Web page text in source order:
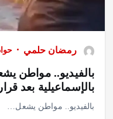
رمضان حلمي حوادث
بالفيديو.. مواطن
بالإسماعيلية بعد قرار
بالفيديو.. مواطن يشعل…